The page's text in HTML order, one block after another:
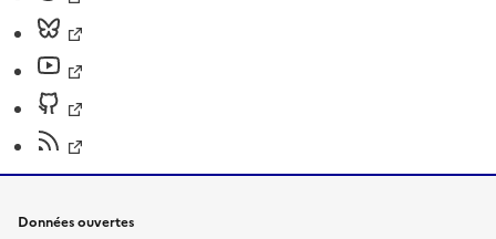
Données ouvertes